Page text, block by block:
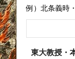
例）北条義時
東大教授・